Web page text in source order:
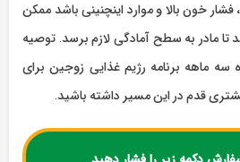
فشار خون بالا و موارد اینچنینی باشد ممکن
تا مادر به سطح آمادگی لازم برسد. توصیه
سه ماهه برنامه رژیم غذایی زوجین برای
قدم در این مسیر داشته باشید.